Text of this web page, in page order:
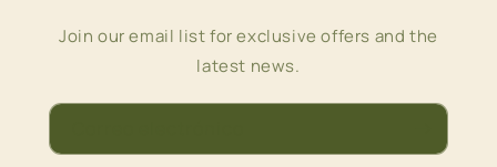
Join our email list for exclusive offers and the
latest news.